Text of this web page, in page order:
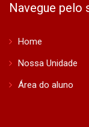
Navegue pelo
Home
Nossa Unidade
Área do aluno